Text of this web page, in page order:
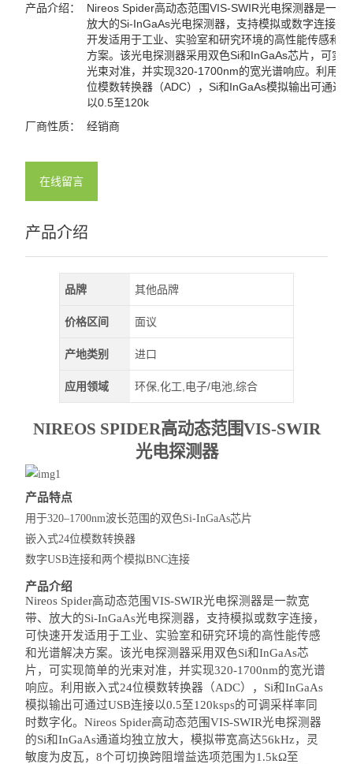
激光功率计
查看全部 >>
产品介绍：
Nireos Spider高动态范围VIS-SWIR光电探测器是一款
放大的Si-InGaAs光电探测器，支持模拟或数字连接，
开发适用于工业、实验室和研究环境的高性能传感和
方案。该光电探测器采用双色Si和InGaAs芯片，可实
光束对准，并实现320-1700nm的宽光谱响应。利用嵌
位模数转换器（ADC），Si和InGaAs模拟输出可通过
以0.5至120k
厂商性质：
经销商
在线留言
产品介绍
品牌 其他品牌
价格区间 面议
产地类别 进口
应用领域 环保,化工,电子/电池,综合
NIREOS SPIDER高动态范围VIS-SWIR
光电探测器
产品特点
用于320–1700nm波长范围的双色Si-InGaAs芯片
嵌入式24位模数转换器
数字USB连接和两个模拟BNC连接
产品介绍
Nireos Spider高动态范围VIS-SWIR光电探测器是一款宽
带、放大的Si-InGaAs光电探测器，支持模拟或数字连接，
可快速开发适用于工业、实验室和研究环境的高性能传感
和光谱解决方案。该光电探测器采用双色Si和InGaAs芯
片，可实现简单的光束对准，并实现320-1700nm的宽光谱
响应。利用嵌入式24位模数转换器（ADC），Si和InGaAs
模拟输出可通过USB连接以0.5至120ksps的可调采样率同
时数字化。Nireos Spider高动态范围VIS-SWIR光电探测器
的Si和InGaAs通道均独立放大，模拟带宽高达56kHz，灵
敏度为皮瓦，8个可切换跨阻增益选项范围为1.5kΩ至